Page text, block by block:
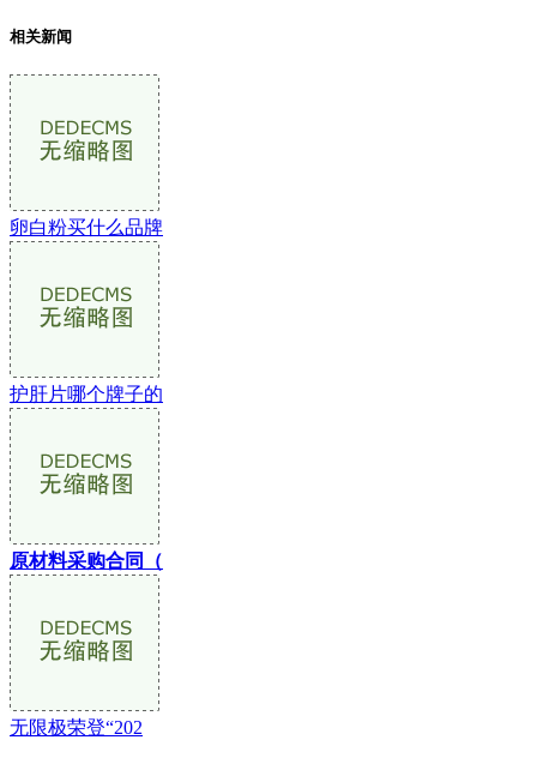
相关新闻
卵白粉买什么品牌
护肝片哪个牌子的
原材料采购合同（
无限极荣登“202